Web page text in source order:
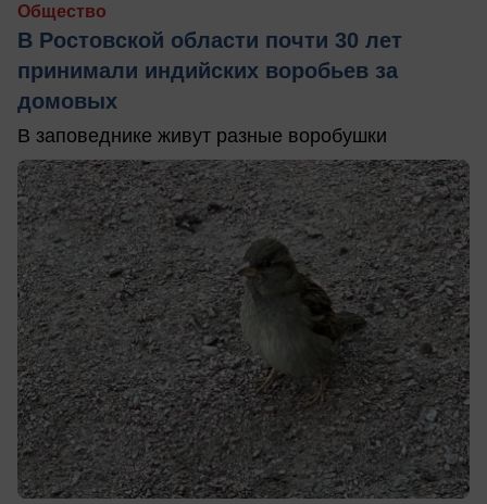
Общество
В Ростовской области почти 30 лет
принимали индийских воробьев за
домовых
В заповеднике живут разные воробушки